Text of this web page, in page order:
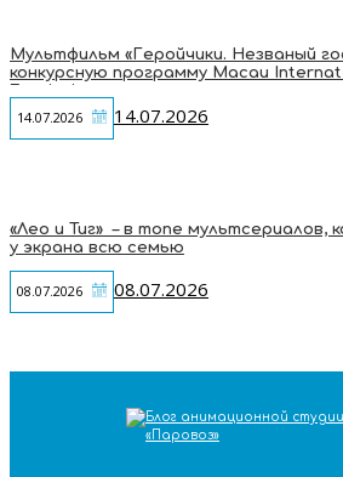
Мультфильм «Геройчики. Незваный
конкурсную программу Macau
14.07.2026 14.07.2026
«Лео и Тиг» – в топе
у экрана всю семью
08.07.2026 08.07.2026